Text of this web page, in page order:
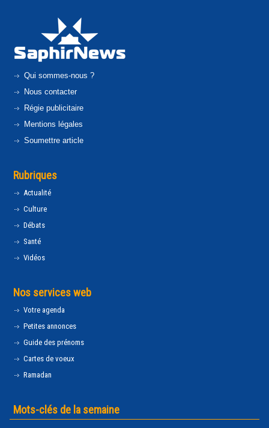
Qui sommes-nous ?
Nous contacter
Régie publicitaire
Mentions légales
Soumettre article
Rubriques
Actualité
Culture
Débats
Santé
Vidéos
Nos services web
Votre agenda
Petites annonces
Guide des prénoms
Cartes de voeux
Ramadan
Mots-clés de la semaine